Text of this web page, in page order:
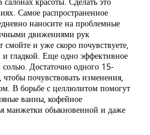
Самое распространенное
наносите на проблемные
движениями рук
и уже скоро почувствуете,
и гладкой. Еще одно эффективное
Достаточно одного 15-
почувствовать изменения,
В борьбе с целлюлитом помогут
ванны, кофейное
манжетки обыкновенной и даже